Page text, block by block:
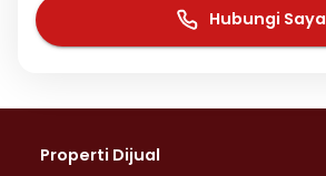
Hubungi Saya
Properti Dijual